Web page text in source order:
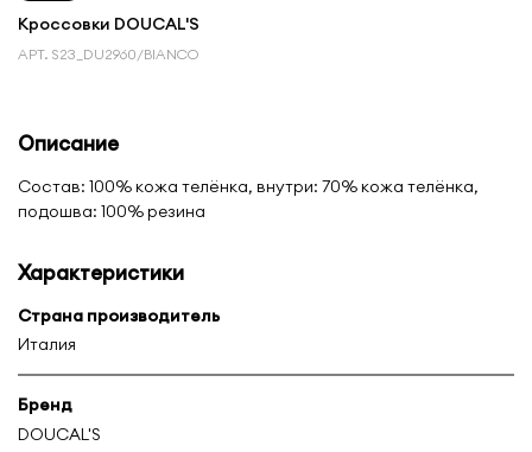
Кроссовки DOUCAL'S
АРТ. S23_DU2960/BIANCO
Описание
Состав: 100% кожа телёнка, внутри: 70% кожа телёнка,
подошва: 100% резина
Характеристики
Страна производитель
Италия
Бренд
DOUCAL'S